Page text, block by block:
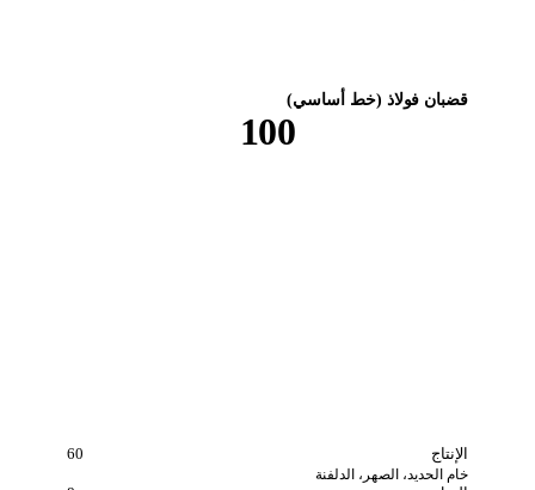
قضبان فولاذ (خط أساسي)
100
خام الحديد، الصهر، الدلفنة